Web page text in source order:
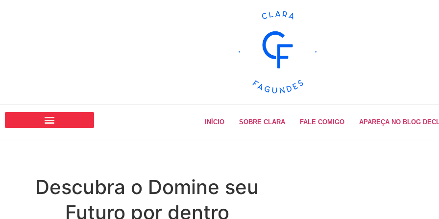
INÍCIO SOBRE CLARA FALE COMIGO APAREÇA NO BLOG
Descubra o Domine seu
Futuro por dentro